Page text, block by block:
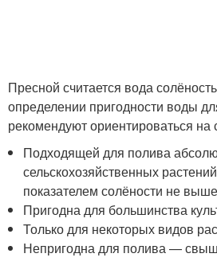
Пресной считается вода
определении пригодности воды
рекомендуют ориентироваться
Подходящей для полива
сельскохозяйственных
показателем солёности не
Пригодна для большинства
Только для некоторых видов
Непригодна для полива —